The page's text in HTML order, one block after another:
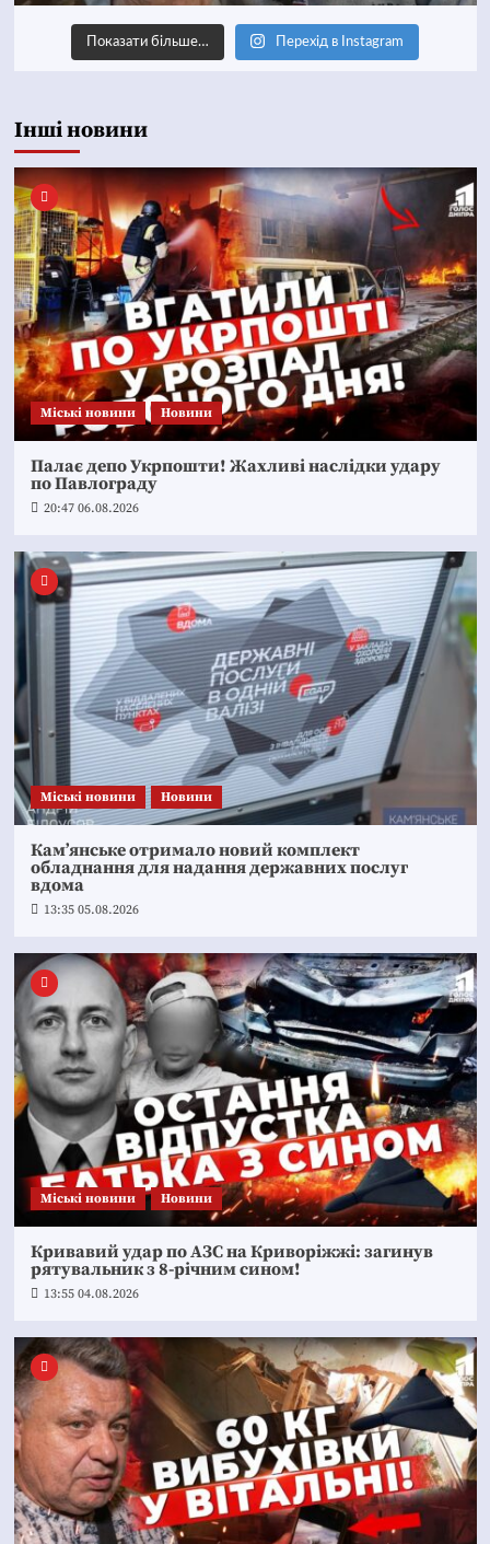
Показати більше… Перехід в Instagram
Інші новини
Mіські новини Новини
Палає депо Укрпошти! Жахливі наслідки удару
по Павлограду
20:47 06.08.2026
Mіські новини Новини
Кам’янське отримало новий комплект
обладнання для надання державних послуг
вдома
13:35 05.08.2026
Mіські новини Новини
Кривавий удар по АЗС на Криворіжжі: загинув
рятувальник з 8-річним сином!
13:55 04.08.2026